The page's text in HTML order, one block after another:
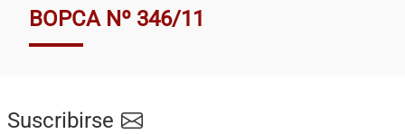
BOPCA Nº 346/11
Suscribirse